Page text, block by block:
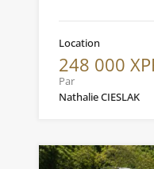
Location
248 000
Par
Nathalie CIESLAK